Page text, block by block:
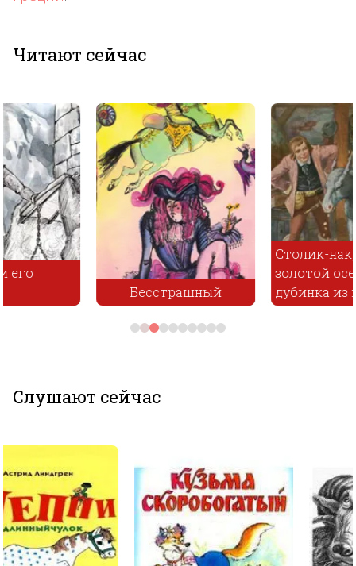
Читают сейчас
Бесстрашный
Столик-накройся
золотой осел и
дубинка из мешка
Слушают сейчас